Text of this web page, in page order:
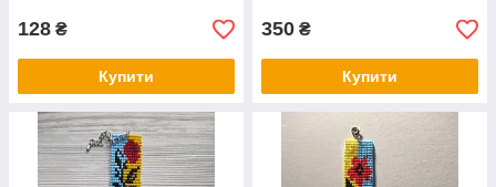
128 ₴
Купити
350 ₴
Купити